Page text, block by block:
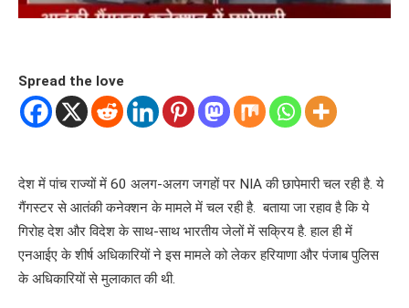
Spread the love
देश में पांच राज्यों में 60 अलग-अलग जगहों पर NIA की छापेमारी चल रही है. ये
गैंगस्टर से आतंकी कनेक्शन के मामले में चल रही है. बताया जा रहाव है कि ये
गिरोह देश और विदेश के साथ-साथ भारतीय जेलों में सक्रिय है. हाल ही में
एनआईए के शीर्ष अधिकारियों ने इस मामले को लेकर हरियाणा और पंजाब पुलिस
के अधिकारियों से मुलाकात की थी.